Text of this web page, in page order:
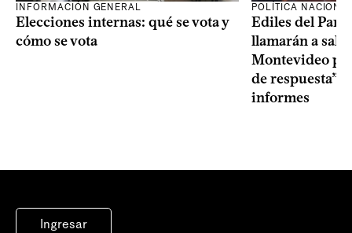
INFORMACIÓN GENERAL
Elecciones internas: qué se vota y
cómo se vota
POLÍTICA
Ediles del
llamarán a sala
Montevideo
de respuesta”
informes
Ingresar